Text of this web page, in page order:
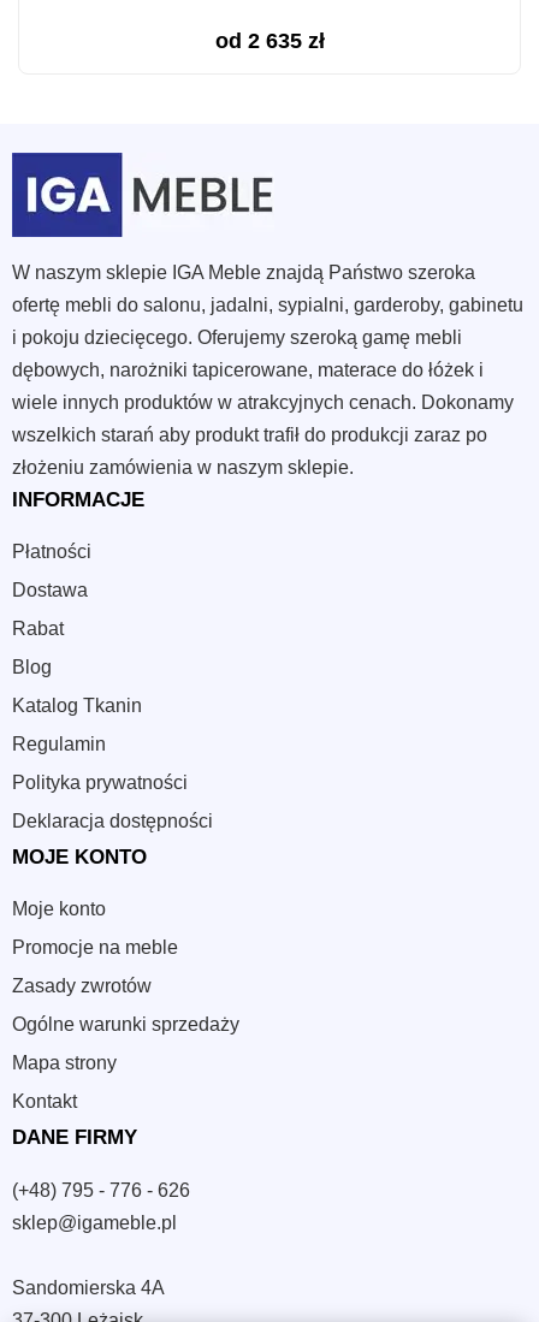
od 2 635 zł
W naszym sklepie IGA Meble znajdą Państwo szeroka
ofertę mebli do salonu, jadalni, sypialni, garderoby, gabinetu
i pokoju dziecięcego. Oferujemy szeroką gamę mebli
dębowych, narożniki tapicerowane, materace do łóżek i
wiele innych produktów w atrakcyjnych cenach. Dokonamy
wszelkich starań aby produkt trafił do produkcji zaraz po
złożeniu zamówienia w naszym sklepie.
INFORMACJE
Płatności
Dostawa
Rabat
Blog
Katalog Tkanin
Regulamin
Polityka prywatności
Deklaracja dostępności
MOJE KONTO
Moje konto
Promocje na meble
Zasady zwrotów
Ogólne warunki sprzedaży
Mapa strony
Kontakt
DANE FIRMY
(+48) 795 - 776 - 626
sklep@igameble.pl
Sandomierska 4A